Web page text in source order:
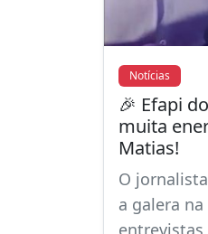
Notícias
🎉 Efapi
muita
Matias!
O
a galera